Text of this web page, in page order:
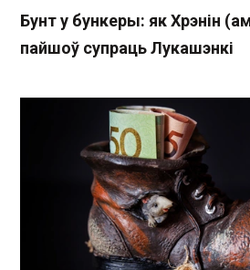
Бунт у бункеры: як Хрэнін
пайшоў супраць Лукашэнкі